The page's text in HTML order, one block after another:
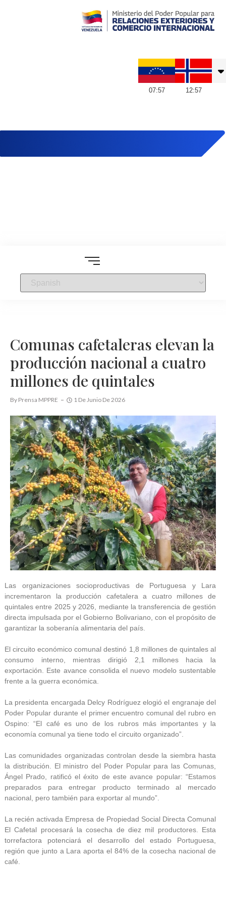
07:57 12:57
Comunas cafetaleras elevan la
producción nacional a cuatro
millones de quintales
By Prensa MPPRE 1 De Junio De 2026
Las organizaciones socioproductivas de Portuguesa y Lara
incrementaron la producción cafetalera a cuatro millones de
quintales entre 2025 y 2026, mediante la transferencia de gestión
directa impulsada por el Gobierno Bolivariano, con el propósito de
garantizar la soberanía alimentaria del país.
El circuito económico comunal destinó 1,8 millones de quintales al
consumo interno, mientras dirigió 2,1 millones hacia la
exportación. Este avance consolida el nuevo modelo sustentable
frente a la guerra económica.
La presidenta encargada Delcy Rodríguez elogió el engranaje del
Poder Popular durante el primer encuentro comunal del rubro en
Ospino: “El café es uno de los rubros más importantes y la
economía comunal ya tiene todo el circuito organizado”.
Las comunidades organizadas controlan desde la siembra hasta
la distribución. El ministro del Poder Popular para las Comunas,
Ángel Prado, ratificó el éxito de este avance popular: “Estamos
preparados para entregar producto terminado al mercado
nacional, pero también para exportar al mundo”.
La recién activada Empresa de Propiedad Social Directa Comunal
El Cafetal procesará la cosecha de diez mil productores. Esta
torrefactora potenciará el desarrollo del estado Portuguesa,
región que junto a Lara aporta el 84% de la cosecha nacional de
café.